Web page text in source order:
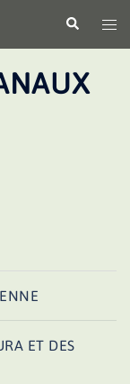
le
ET DES